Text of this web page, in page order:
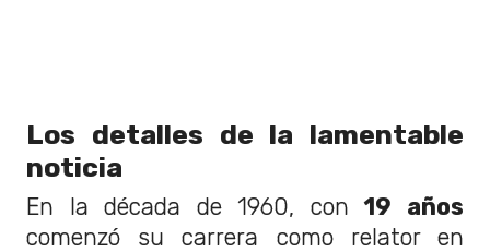
Los detalles de la lamentable
noticia
En la década de 1960, con19 años
comenzó su carrera como relator en